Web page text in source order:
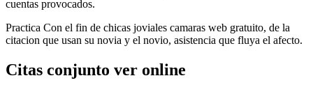
cuentas provocados.
Practica Con el fin de chicas joviales camaras web gratuito, de la
citacion que usan su novia y el novio, asistencia que fluya el afecto.
Citas conjunto ver online